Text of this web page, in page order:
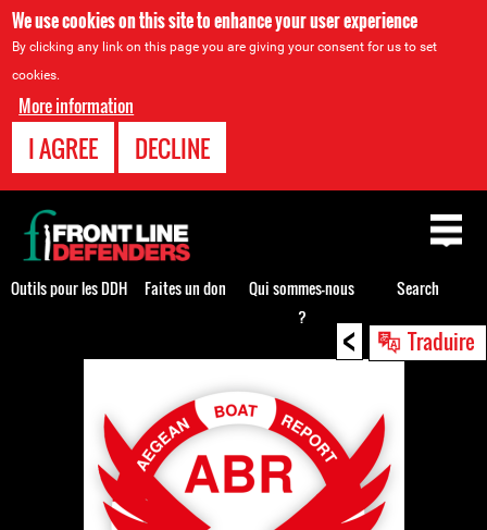
We use cookies on this site to enhance your user experience
By clicking any link on this page you are giving your consent for us to set
cookies.
More information
I AGREE DECLINE
< Traduire
Back
to
top
Outils pour les DDH Faites un don
Qui sommes-nous
?
Search